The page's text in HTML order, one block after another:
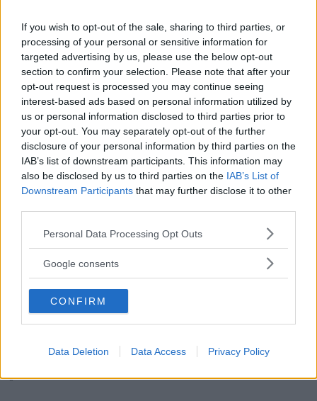
If you wish to opt-out of the sale, sharing to third parties, or
processing of your personal or sensitive information for
targeted advertising by us, please use the below opt-out
section to confirm your selection. Please note that after your
opt-out request is processed you may continue seeing
interest-based ads based on personal information utilized by
us or personal information disclosed to third parties prior to
your opt-out. You may separately opt-out of the further
disclosure of your personal information by third parties on the
IAB’s list of downstream participants. This information may
also be disclosed by us to third parties on the IAB’s List of
Downstream Participants that may further disclose it to other
Please note that this website/app uses one or more Google
not limited to your visit or usage behaviour. You may click to
use your data for below specified purposes in below Google
consent section.
Personal Data Processing Opt Outs
Google consents
CONFIRM
Data Deletion Data Access Privacy Policy
armonico ma strong, con gran personalità ma
allo stesso tempo leggero.
È la particolarità stessa dei tessuti che si lascia
tagliare e cucire nella semplicità di linee che
danno spazio alla storia che raccontano.
Per me disegnare abiti è questo: trovare
armonia tra la semplicità delle linee e la
personalità del capo finito.
angeliaami.it